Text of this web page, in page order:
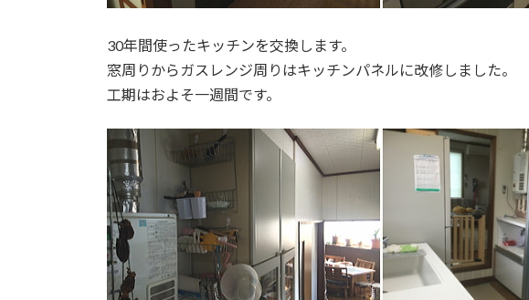
30年間使ったキッチンを交換します。
窓周りからガスレンジ周りはキッチンパネルに改修しました。
工期はおよそ一週間です。